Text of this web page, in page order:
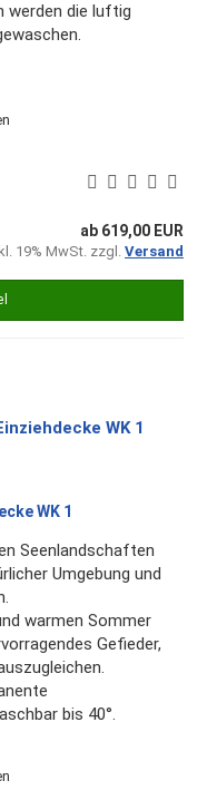
werden die luftig
ab 619,00 EUR
19% MwSt. zzgl.Versand
WK 1
Seenlandschaften
Umgebung und
warmen Sommer
Gefieder,
bis 40°.